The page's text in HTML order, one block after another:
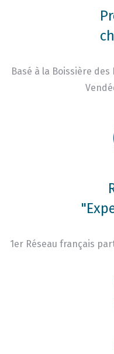
Basé à la Boissière
1er Réseau français